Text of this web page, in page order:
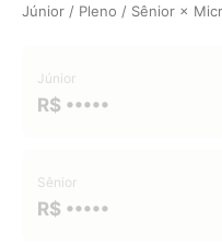
Júnior / Pleno / Sênior ×
Júnior
R$ •••••
Sênior
R$ •••••